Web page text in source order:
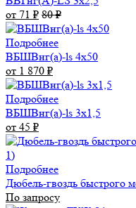
от 71 ₽ 80₽
Подробнее
ВБШВнг(а)-ls 4x50
от 1 870 ₽
Подробнее
ВБШВнг(а)-ls 3х1,5
от 45 ₽
Подробнее
Дюбель-гвоздь быстрого
По запросу